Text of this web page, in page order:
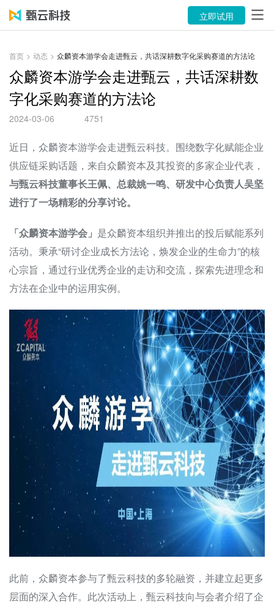
产品
案例
资源中心
售前咨询：400-116-6869
售后服务：400-116-0808
立即试用
首页 > 动态 > 众麟资本游学会走进甄云，共话深耕数字化采购赛道的方法论
众麟资本游学会走进甄云，共话深耕数
字化采购赛道的方法论
2024-03-06 4751
近日，众麟资本游学会走进甄云科技。围绕数字化赋能企业
供应链采购话题，来自众麟资本及其投资的多家企业代表，
与甄云科技董事长王佩、总裁姚一鸣、研发中心负责人吴坚
进行了一场精彩的分享讨论。
「众麟资本游学会」 是众麟资本组织并推出的投后赋能系列
活动。秉承“研讨企业成长方法论，焕发企业的生命力”的核
心宗旨，通过行业优秀企业的走访和交流，探索先进理念和
方法在企业中的运用实例。
此前，众麟资本参与了甄云科技的多轮融资，并建立起更多
层面的深入合作。此次活动上，甄云科技向与会者介绍了企